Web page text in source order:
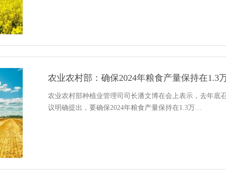
农业农村部：确保2024年粮食产量保持在1.3
农业农村部种植业管理司司长潘文博在会上表示，去年底
议明确提出，要确保2024年粮食产量保持在1.3万…